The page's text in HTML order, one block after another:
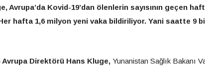
Avrupa’da Kovid-19’dan ölenlerin sayısının geçen
hafta 1,6 milyon yeni vaka bildiriliyor. Yani saatte 9
Avrupa Direktörü Hans Kluge, Yunanistan Sağlık Bakanı